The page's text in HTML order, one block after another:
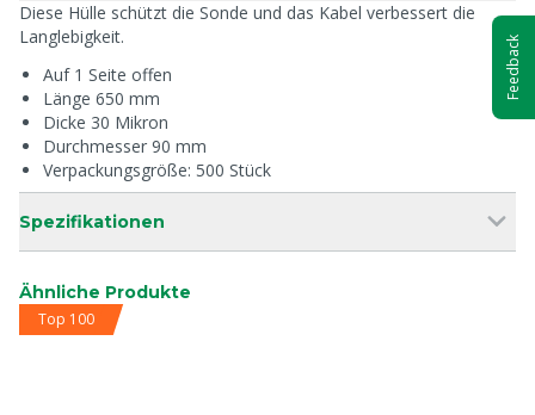
Diese Hülle schützt die Sonde und das Kabel verbessert die
Langlebigkeit.
Auf 1 Seite offen
Länge 650 mm
Dicke 30 Mikron
Durchmesser 90 mm
Verpackungsgröße: 500 Stück
Spezifikationen
Ähnliche Produkte
Top 100
Feedback